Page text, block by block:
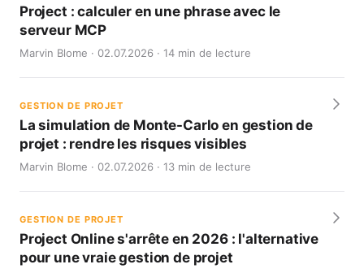
Project : calculer en une phrase avec le
serveur MCP
Marvin Blome · 02.07.2026 · 14 min de lecture
GESTION DE PROJET
La simulation de Monte-Carlo en gestion de
projet : rendre les risques visibles
Marvin Blome · 02.07.2026 · 13 min de lecture
GESTION DE PROJET
Project Online s'arrête en 2026 : l'alternative
pour une vraie gestion de projet